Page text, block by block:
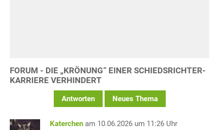
FORUM - DIE „KRÖNUNG“ EINER SCHIEDSRICHTER-
KARRIERE VERHINDERT
Antworten Neues Thema
Katerchen am 10.06.2026 um 11:26 Uhr